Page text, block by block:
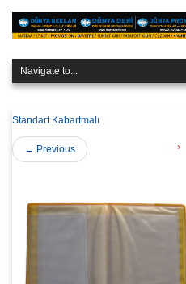
Standart Kabartmalı
← Previous